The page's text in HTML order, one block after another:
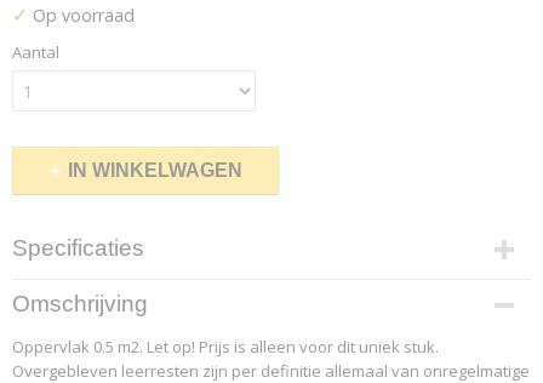
✓ Op voorraad
Aantal
IN WINKELWAGEN
Specificaties
Productcode leverancier
1-5
Omschrijving
Oppervlak 0.5 m2. Let op! Prijs is alleen voor dit uniek stuk.
Overgebleven leerresten zijn per definitie allemaal van onregelmatige